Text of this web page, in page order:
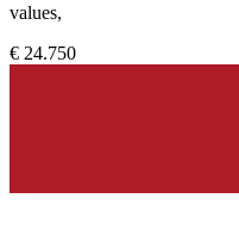
values,
€ 24.750